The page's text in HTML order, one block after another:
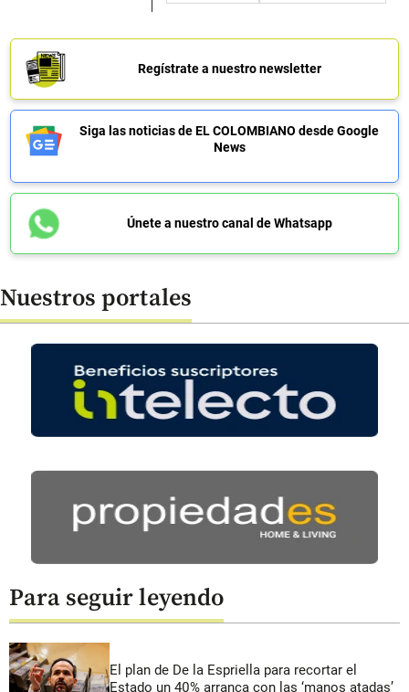
Regístrate a nuestro newsletter
Siga las noticias de EL COLOMBIANO desde Google
News
Únete a nuestro canal de Whatsapp
Nuestros portales
Para seguir leyendo
El plan de De la Espriella para recortar el
Estado un 40% arranca con las ‘manos atadas’